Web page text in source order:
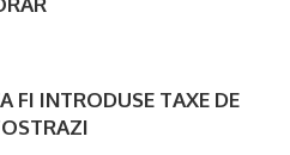
FI INTRODUSE TAXE DE